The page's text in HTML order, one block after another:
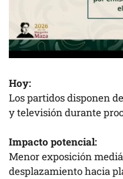
Hoy:
Los partidos disponen
y televisión durante
Impacto potencial:
Menor exposición
desplazamiento hacia